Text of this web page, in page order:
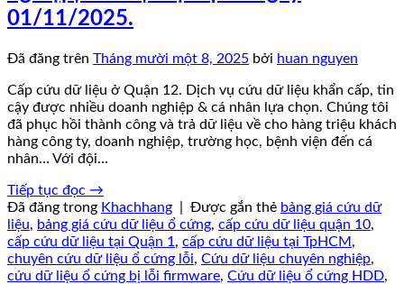
01/11/2025.
Đã đăng trên Tháng mười một 8, 2025 bởi huan nguyen
Cấp cứu dữ liệu ở Quận 12. Dịch vụ cứu dữ liệu khẩn cấp, tin
cậy được nhiều doanh nghiệp & cá nhân lựa chọn. Chúng tôi
đã phục hồi thành công và trả dữ liệu về cho hàng triệu khách
hàng công ty, doanh nghiệp, trường học, bệnh viện đến cá
nhân… Với đội…
Tiếp tục đọc →
Đã đăng trong Khachhang Được gắn thẻ bảng giá cứu dữ
liệu, bảng giá cứu dữ liệu ổ cứng, cấp cứu dữ liệu quận 10,
cấp cứu dữ liệu tại Quận 1 , cấp cứu dữ liệu tại TpHCM ,
chuyên cứu dữ liệu ổ cứng lỗi, Cứu dữ liệu chuyên nghiệp,
cứu dữ liệu ổ cứng bị lỗi firmware, Cứu dữ liệu ổ cứng HDD,